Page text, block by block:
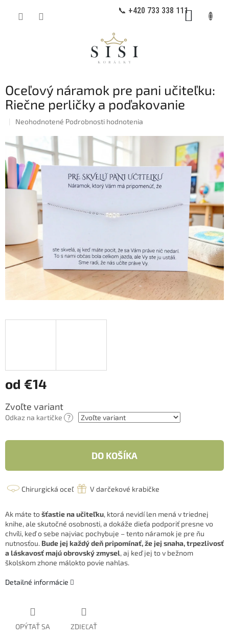
📞 +420 733 338 111
Oceľový náramok pre pani učiteľku:
Riečne perličky a poďakovanie
Priemerné
produktu
je
0,0
z
5
hviezdičiek.
Neohodnotené Podrobnosti hodnotenia
od €14
Jednotková
cena:
Zvoľte variant
Odkaz na kartičke ?
DO KOŠÍKA
Chirurgická oceľ V darčekové krabičke
Ak máte tošťastie na učiteľku, ktorá nevidí len mená v triednej
knihe, ale skutočné osobnosti, a dokáže dieťa podporiť presne vo
chvíli, keď o sebe najviac pochybuje – tento náramok je pre ňu
nutnosťou. Bude jej každý deň pripomínať, že jej snaha, trpezlivosť
a láskavosť majú obrovský zmysel, aj keď jej to v bežnom
školskom zhone málokto povie nahlas.
Detailné informácie
OPÝTAŤ SA ZDIEĽAŤ